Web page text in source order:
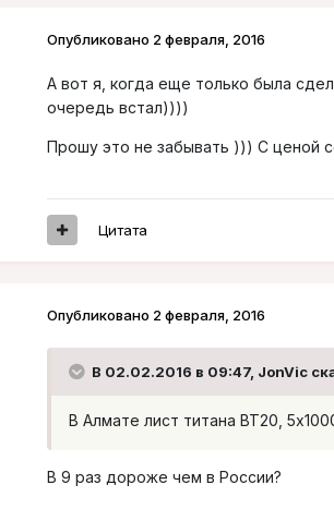
Опубликовано 2 февраля, 2016
А вот я, когда еще только была
очередь встал))))
Прошу это не забывать ))) С ценой
Цитата
Опубликовано 2 февраля, 2016
В 02.02.2016 в 09:47, JonVic
В Алмате лист титана ВТ20,
В 9 раз дороже чем в России?